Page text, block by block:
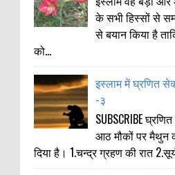
के सभी हिस्सों से
से बयान किया है
को...
इस्लाम में घ्रणित
-३
SUBSCRIBE
आठ मौकों पर मैथुन
दिया है। 1.चन्द्र ग्रहण की रात